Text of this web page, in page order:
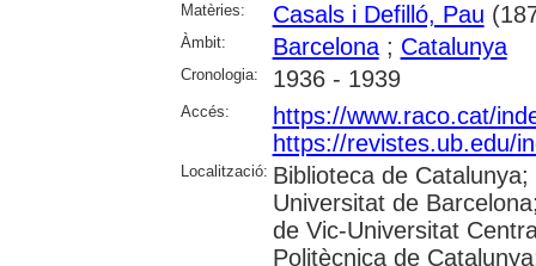
Matèries:
Casals i Defilló, Pau
Àmbit: Barcelona; Catalunya
Cronologia: 1936 - 1939
Accés:
https://www.raco.cat/
https://revistes.ub.edu/
Localització: Biblioteca de
Universitat de
de Vic-Universitat
Politècnica de